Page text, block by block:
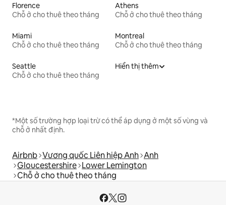
Florence
Chỗ ở cho thuê theo tháng
Athens
Chỗ ở cho thuê theo tháng
Miami
Chỗ ở cho thuê theo tháng
Montreal
Chỗ ở cho thuê theo tháng
Seattle
Chỗ ở cho thuê theo tháng
Hiển thị thêm
*Một số trường hợp loại trừ có thể áp dụng ở một số vùng và
chỗ ở nhất định.
Airbnb Vương quốc Liên hiệp Anh Anh
Gloucestershire Lower Lemington
Chỗ ở cho thuê theo tháng